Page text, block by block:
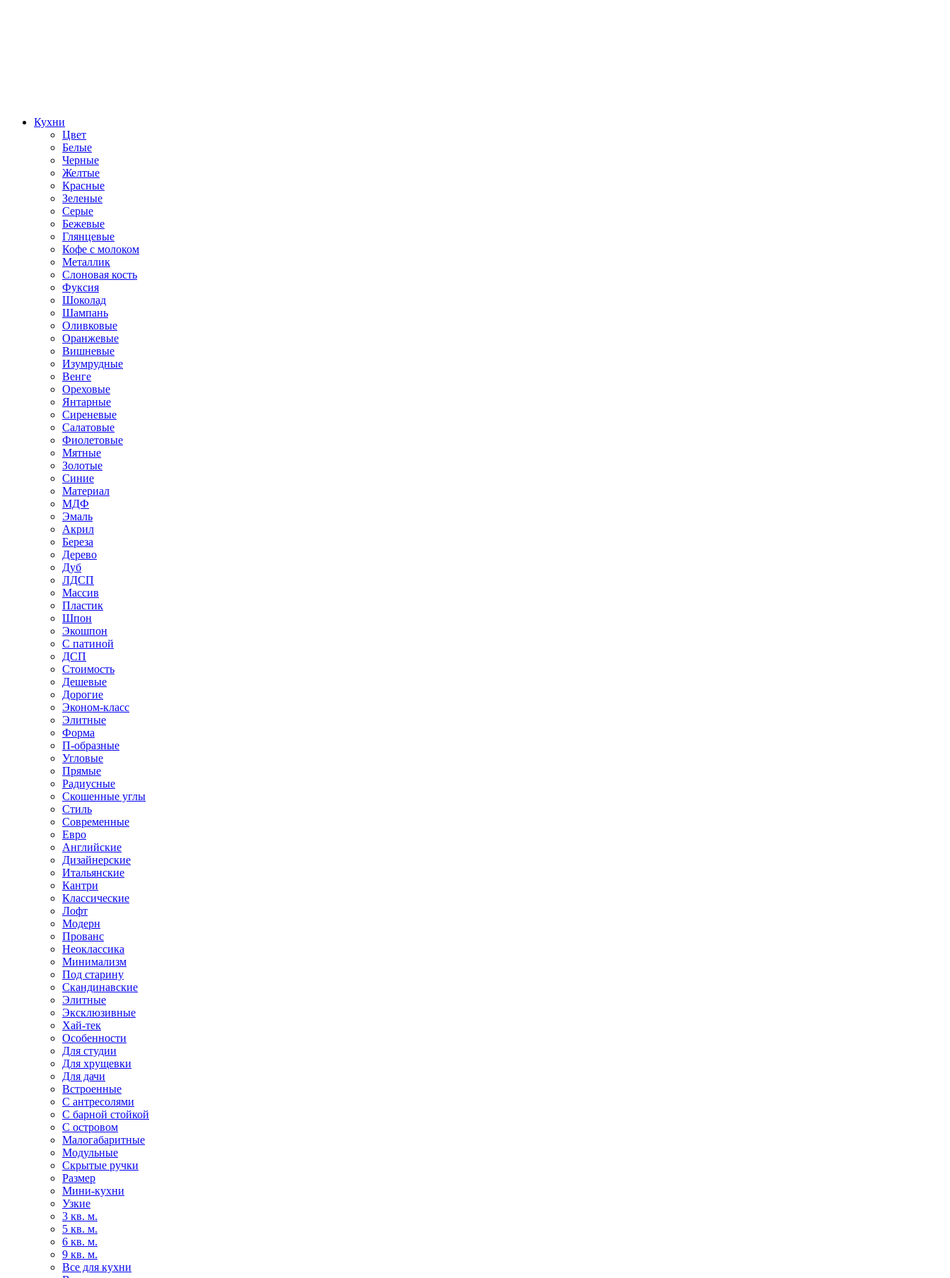
Кухни
Цвет
Белые
Черные
Желтые
Красные
Зеленые
Серые
Бежевые
Глянцевые
Кофе с молоком
Металлик
Слоновая кость
Фуксия
Шоколад
Шампань
Оливковые
Оранжевые
Вишневые
Изумрудные
Венге
Ореховые
Янтарные
Сиреневые
Салатовые
Фиолетовые
Мятные
Золотые
Синие
Материал
МДФ
Эмаль
Акрил
Береза
Дерево
Дуб
ЛДСП
Массив
Пластик
Шпон
Экошпон
С патиной
ДСП
Стоимость
Дешевые
Дорогие
Эконом-класс
Элитные
Форма
П-образные
Угловые
Прямые
Радиусные
Скошенные углы
Стиль
Современные
Евро
Английские
Дизайнерские
Итальянские
Кантри
Классические
Лофт
Модерн
Прованс
Неоклассика
Минимализм
Под старину
Скандинавские
Элитные
Эксклюзивные
Хай-тек
Особенности
Для студии
Для хрущевки
Для дачи
Встроенные
С антресолями
С барной стойкой
С островом
Малогабаритные
Модульные
Скрытые ручки
Размер
Мини-кухни
Узкие
3 кв. м.
5 кв. м.
6 кв. м.
9 кв. м.
Все для кухни